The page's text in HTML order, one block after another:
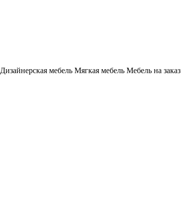
Дизайнерская мебель Мягкая мебель Мебель на заказ